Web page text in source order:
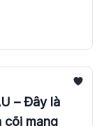
– Đây là
cõi mạng